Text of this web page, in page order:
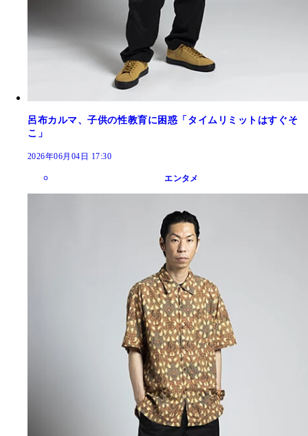
呂布カルマ、子供の性教育に困惑「タイムリミットはすぐそ
こ」
2026年06月04日 17:30
エンタメ